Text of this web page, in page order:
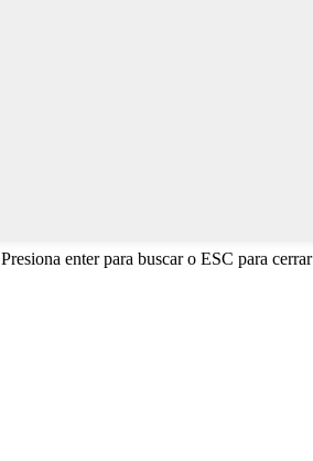
Presiona enter para buscar o ESC para cerrar